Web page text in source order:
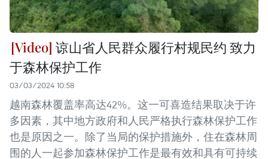
谅山省人民群众履行村规民约 致力
于森林保护工作
03/03/2024 10:58
越南森林覆盖率高达42%。这一可喜造结果取决于许
多因素，其中地方政府和人民严格执行森林保护工作
也是原因之一。除了当局的保护措施外，住在森林周
围的人一起参加森林保护工作是最有效和具有可持续